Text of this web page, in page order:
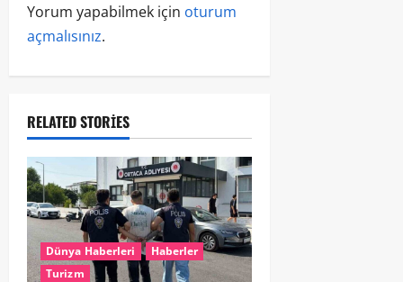
Yorum yapabilmek için oturum
açmalısınız.
RELATED STORIES
Dünya Haberleri
Haberler
Turizm